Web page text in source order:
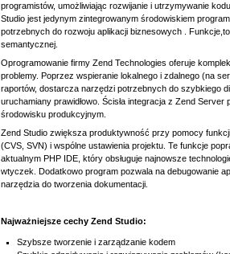
programistów, umożliwiając rozwijanie i utrzymywanie
Studio jest jedynym zintegrowanym środowiskiem
potrzebnych do rozwoju aplikacji biznesowych .
semantycznej.
Oprogramowanie firmy Zend Technologies oferuje
problemy. Poprzez wspieranie lokalnego i zdalnego (na
raportów, dostarcza narzędzi potrzebnych do szybkiego
uruchamiany prawidłowo. Ścisła integracja z Zend
środowisku produkcyjnym.
Zend Studio zwiększa produktywność przy pomocy
(CVS, SVN) i wspólne ustawienia projektu. Te funkcje
aktualnym PHP IDE, który obsługuje najnowsze
wtyczek. Dodatkowo program pozwala na debugowanie
narzędzia do tworzenia dokumentacji.
Najważniejsze cechy Zend Studio:
Szybsze tworzenie i zarządzanie kodem